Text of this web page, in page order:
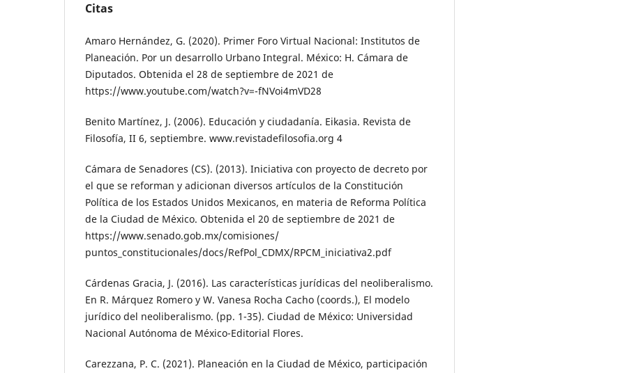
Citas
Amaro Hernández, G. (2020). Primer Foro Virtual Nacional: Institutos de
Planeación. Por un desarrollo Urbano Integral. México: H. Cámara de
Diputados. Obtenida el 28 de septiembre de 2021 de
https://www.youtube.com/watch?v=-fNVoi4mVD28
Benito Martínez, J. (2006). Educación y ciudadanía. Eikasia. Revista de
Filosofía, II 6, septiembre. www.revistadefilosofia.org 4
Cámara de Senadores (CS). (2013). Iniciativa con proyecto de decreto por
el que se reforman y adicionan diversos artículos de la Constitución
Política de los Estados Unidos Mexicanos, en materia de Reforma Política
de la Ciudad de México. Obtenida el 20 de septiembre de 2021 de
https://www.senado.gob.mx/comisiones/
puntos_constitucionales/docs/RefPol_CDMX/RPCM_iniciativa2.pdf
Cárdenas Gracia, J. (2016). Las características jurídicas del neoliberalismo.
En R. Márquez Romero y W. Vanesa Rocha Cacho (coords.), El modelo
jurídico del neoliberalismo. (pp. 1-35). Ciudad de México: Universidad
Nacional Autónoma de México-Editorial Flores.
Carezzana, P. C. (2021). Planeación en la Ciudad de México, participación